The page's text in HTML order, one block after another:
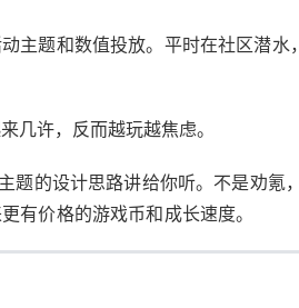
主题和数值投放。平时在社区潜水
几许，反而越玩越焦虑。
题的设计思路讲给你听。不是劝氪
有价格的游戏币和成长速度。